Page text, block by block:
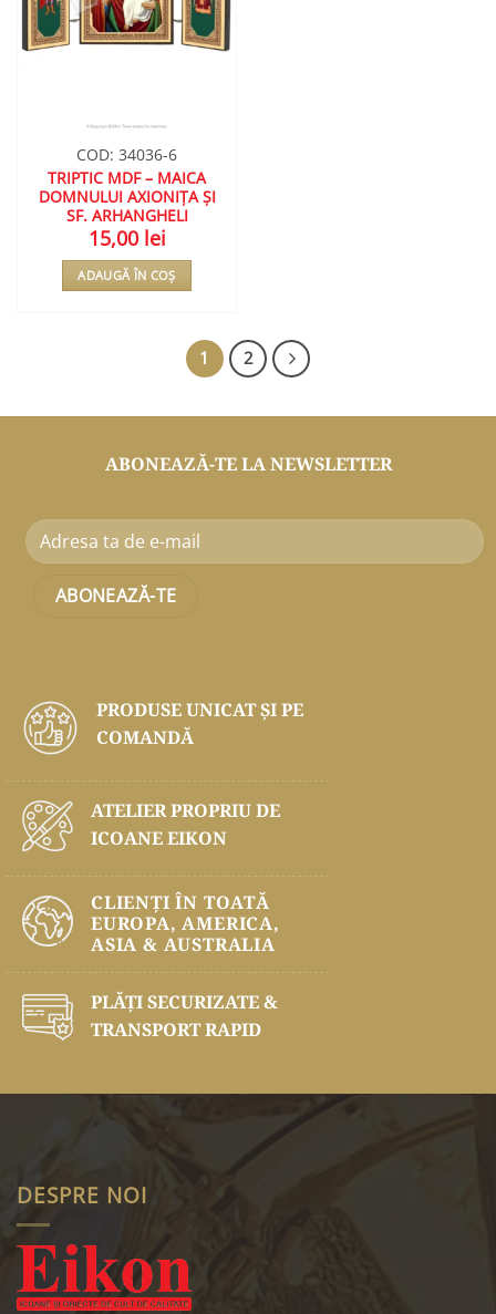
COD: 34036-6
TRIPTIC MDF – MAICA
DOMNULUI AXIONIȚA ȘI
SF. ARHANGHELI
15,00 lei
ADAUGĂ ÎN COȘ
1 2
ABONEAZĂ-TE LA NEWSLETTER
PRODUSE UNICAT ŞI PE
COMANDĂ
ATELIER PROPRIU DE
ICOANE EIKON
CLIENȚI ÎN TOATĂ
EUROPA, AMERICA,
ASIA & AUSTRALIA
PLĂŢI SECURIZATE &
TRANSPORT RAPID
DESPRE NOI